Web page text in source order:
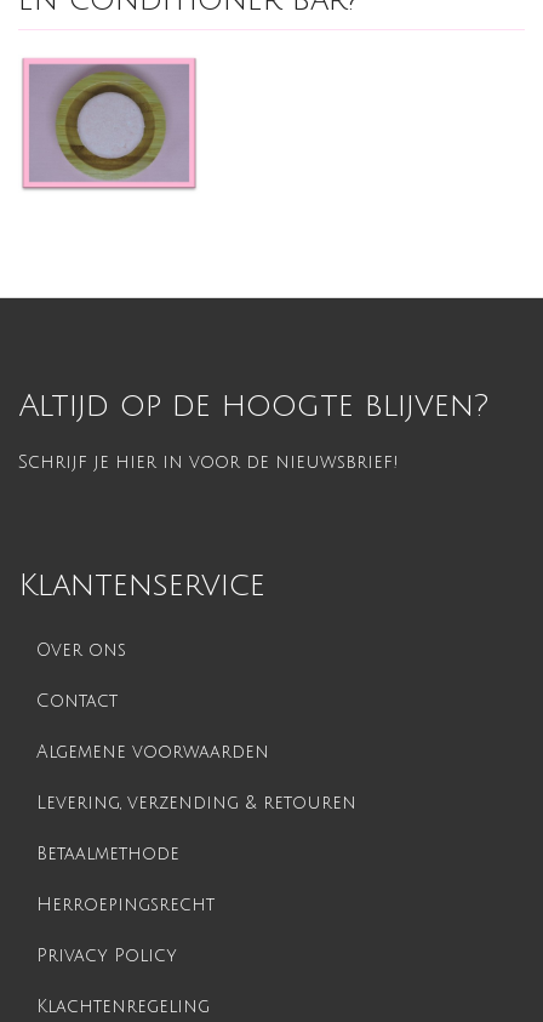
Altijd op de hoogte blijven?
Schrijf je hier in voor de nieuwsbrief!
Klantenservice
Over ons
Contact
Algemene voorwaarden
Levering, verzending & retouren
Betaalmethode
Herroepingsrecht
Privacy Policy
Klachtenregeling